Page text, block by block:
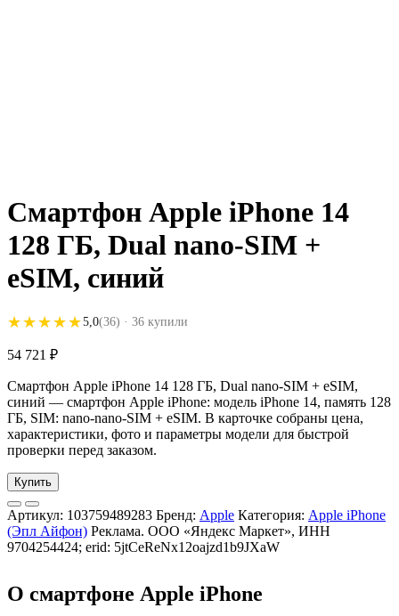
Смартфон Apple iPhone 14
128 ГБ, Dual nano-SIM +
eSIM, синий
★★★★★
★★★★★5,0(36) · 36 купили
54 721 ₽
Смартфон Apple iPhone 14 128 ГБ, Dual nano-SIM + eSIM,
синий — смартфон Apple iPhone: модель iPhone 14, память 128
ГБ, SIM: nano-nano-SIM + eSIM. В карточке собраны цена,
характеристики, фото и параметры модели для быстрой
проверки перед заказом.
Купить
Артикул: 103759489283 Бренд: Apple Категория: Apple iPhone
(Эпл Айфон) Реклама. ООО «Яндекс Маркет», ИНН
9704254424; erid: 5jtCeReNx12oajzd1b9JXaW
О смартфоне Apple iPhone